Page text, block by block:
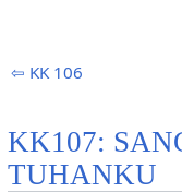
⇦ KK 106
KK107:
TUHANKU